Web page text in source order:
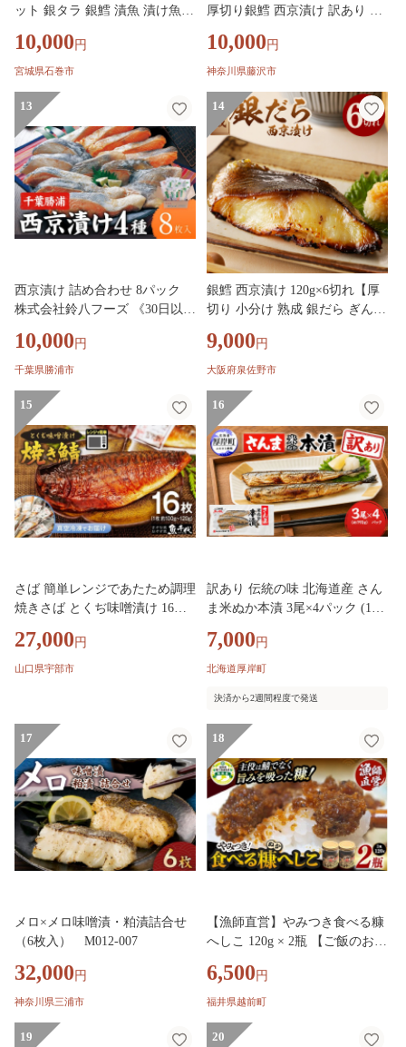
ット 銀タラ 銀鱈 漬魚 漬け魚
り身 味噌漬 熟成 焼くだけ 簡単
簡単調理 惣菜 西京焼き 西京漬
つまみ ご飯のお供 お弁当 冷凍
個包装 小分け 贈り物 ギフト 宮
城県 宮城 石巻市
10,000 円
宮城県石巻市
厚切り銀鱈 西京漬け 訳あり 銀
g × 10切) 西京味噌 西京みそ 味
噌漬け みそ 味噌 鮮魚 魚介 銀
鱈 タラ 魚 西京焼き 西京漬 西
京やき 冷凍 厳選 鮮魚 漬け魚
漬魚 新鮮 小分け 人気返礼品 お
かず おつまみ お酒のあて 家計
応援 10000円 魚喜 神奈川 湘南
藤沢
10,000 円
神奈川県藤沢市
13
西京漬け 詰め合わせ 8パック
株式会社鈴八フーズ 《30日以内
県 勝浦市 西京漬け 西京漬 セッ
ト 切り身 魚 個包装 食べ比べ
冷凍 送料無料 【配送不可地
域：離島】
10,000 円
千葉県勝浦市
14
銀鱈 西京漬け 120g×6切れ【厚
切り 小分け 熟成 銀だら ぎんだ
京焼き 味噌 お酒のあて 訳あり
サイズ不揃い 家計応援 切り落
9,000 円
大阪府泉佐野市
15
さば 簡単レンジであたため調理
焼きさば とくぢ味噌漬け 16枚
噌漬け 味噌 レンジ 簡単 湯せん
晩御飯 楽 ごはん おいしい 魚千
27,000 円
山口県宇部市
16
訳あり 伝統の味 北海道産 さん
ま米ぬか本漬 3尾×4パック (1袋
ルトク】 [ サンマ 秋刀魚 さん
ま 魚介類 魚貝類 漬魚 焼き魚 ]
7,000 円
北海道厚岸町
決済から2週間程度で発送
17
メロ×メロ味噌漬・粕漬詰合せ
（6枚入） M012-007
32,000 円
神奈川県三浦市
18
【漁師直営】やみつき食べる糠
へしこ 120g × 2瓶 【ご飯のお供
能調味料 へしこ 米ぬか】 おう
ちdeえちぜん [e38-a009]
6,500 円
福井県越前町
19 20